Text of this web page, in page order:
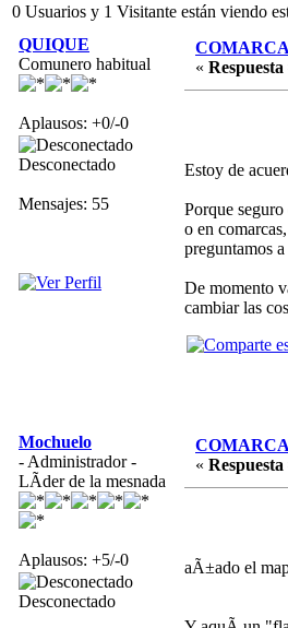
0 Usuarios y 1 Visitante están viendo
QUIQUE
Comunero habitual
Aplausos: +0/-0
Desconectado
Mensajes: 55
« Respuesta
Estoy de
Porque
o en
preguntamos
De momento
cambiar las
Mochuelo
- Administrador -
LÃ­der de la mesnada
Aplausos: +5/-0
Desconectado
« Respuesta
aÃ±ado el